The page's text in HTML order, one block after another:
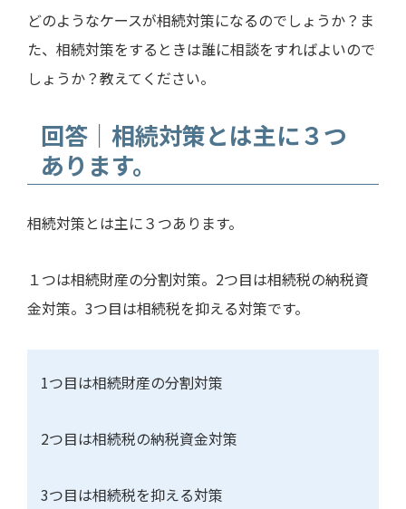
どのようなケースが相続対策になるのでしょうか？ま
た、相続対策をするときは誰に相談をすればよいので
しょうか？教えてください。
回答｜相続対策とは主に３つ
あります。
相続対策とは主に３つあります。
１つは相続財産の分割対策。 2つ目は相続税の納税資
金対策。 3つ目は相続税を抑える対策です。
1つ目は相続財産の分割対策
2つ目は相続税の納税資金対策
3つ目は相続税を抑える対策